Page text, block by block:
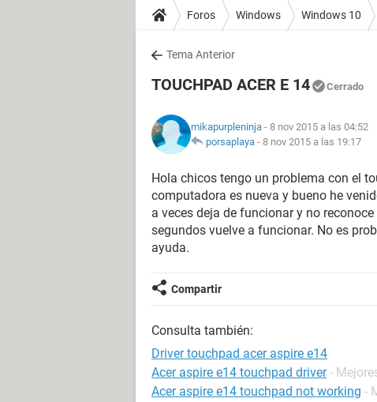
Foros Windows Windows 10
Tema Anterior
TOUCHPAD ACER E 14 Cerrado
mikapurpleninja - 8 nov 2015 a las 04:52
porsaplaya - 8 nov 2015 a las 19:17
Hola chicos tengo un problema con el
computadora es nueva y bueno he
a veces deja de funcionar y no
segundos vuelve a funcionar. No es
ayuda.
Compartir
Consulta también:
Driver touchpad acer aspire e14
Acer aspire e14 touchpad driver -
Acer aspire e14 touchpad not working -